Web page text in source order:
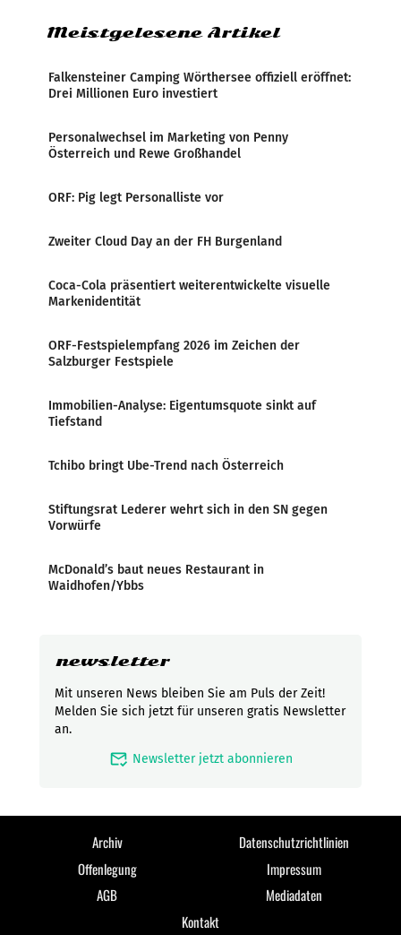
Meistgelesene Artikel
Falkensteiner Camping Wörthersee offiziell eröffnet:
Drei Millionen Euro investiert
Personalwechsel im Marketing von Penny
Österreich und Rewe Großhandel
ORF: Pig legt Personalliste vor
Zweiter Cloud Day an der FH Burgenland
Coca-Cola präsentiert weiterentwickelte visuelle
Markenidentität
ORF-Festspielempfang 2026 im Zeichen der
Salzburger Festspiele
Immobilien-Analyse: Eigentumsquote sinkt auf
Tiefstand
Tchibo bringt Ube-Trend nach Österreich
Stiftungsrat Lederer wehrt sich in den SN gegen
Vorwürfe
McDonald’s baut neues Restaurant in
Waidhofen/Ybbs
newsletter
Mit unseren News bleiben Sie am Puls der Zeit!
Melden Sie sich jetzt für unseren gratis Newsletter
an.
mark_email_read Newsletter jetzt abonnieren
Archiv
Datenschutzrichtlinien
Offenlegung
Impressum
AGB
Mediadaten
Kontakt